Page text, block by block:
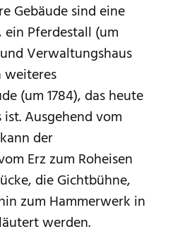
Gebäude sind eine
ein Pferdestall (um
Verwaltungshaus
weiteres
(um 1784), das heute
Ausgehend vom
der
Erz zum Roheisen
die Gichtbühne,
zum Hammerwerk in
werden.